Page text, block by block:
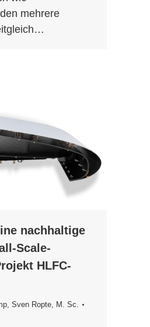
mehrere
nachhaltige
Scale-
HLFC-
, Sven Ropte, M. Sc.